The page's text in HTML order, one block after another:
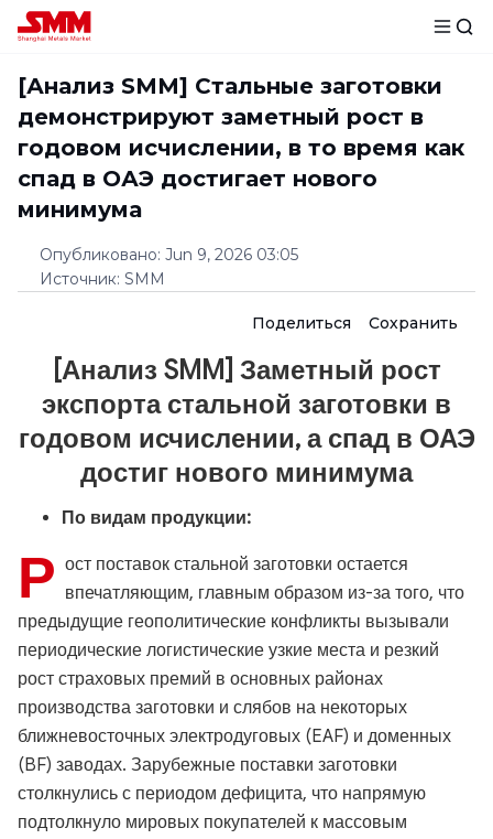
[Анализ SMM] Стальные заготовки
демонстрируют заметный рост в
годовом исчислении, в то время как
спад в ОАЭ достигает нового
минимума
Опубликовано: Jun 9, 2026 03:05
Источник: SMM
Поделиться Сохранить
[Анализ SMM] Заметный рост
экспорта стальной заготовки в
годовом исчислении, а спад в ОАЭ
достиг нового минимума
По видам продукции:
Р ост поставок стальной заготовки остается
впечатляющим, главным образом из-за того, что
предыдущие геополитические конфликты вызывали
периодические логистические узкие места и резкий
рост страховых премий в основных районах
производства заготовки и слябов на некоторых
ближневосточных электродуговых (EAF) и доменных
(BF) заводах. Зарубежные поставки заготовки
столкнулись с периодом дефицита, что напрямую
подтолкнуло мировых покупателей к массовым